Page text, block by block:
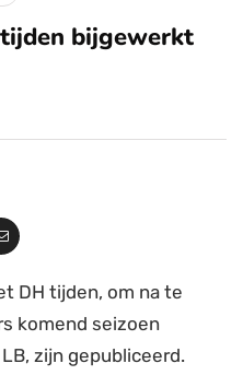
bijgewerkt
DH tijden, om na te
komend seizoen
zijn gepubliceerd.